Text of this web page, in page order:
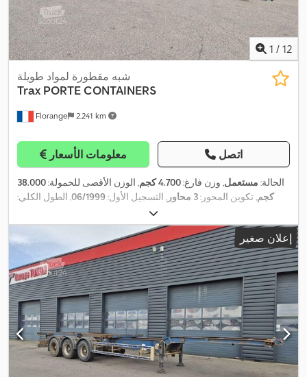
1 / 12
Florange 2.241 km
شبه مقطورة لمواد طويلة
Trax PORTE CONTAINERS
معلومات الأسعار اتصل
الحالة: مستعمل, وزن فارغ:4.700 كجم , الوزن الأقصى للحمولة:38.000
كجم, تكوين المحور:3 محاور , التسجيل الأول:06/1999, الطول الكلي:
, حالة الإطارات:
33.300 كجم,
إعلان صغير